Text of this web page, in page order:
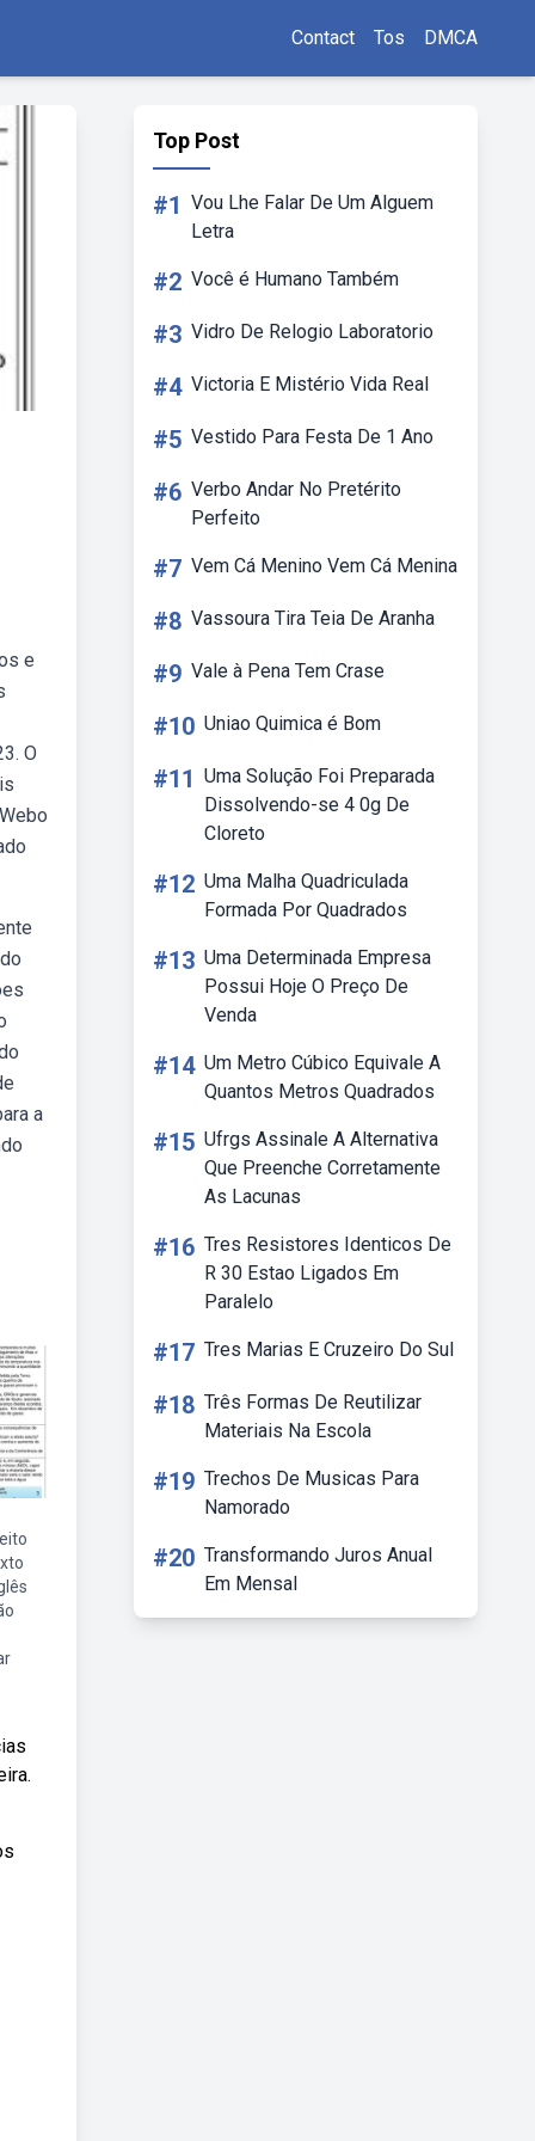
Contact Tos DMCA
e
O
a
Top Post
#1 Vou Lhe Falar De Um Alguem
Letra
#2 Você é Humano Também
#3 Vidro De Relogio Laboratorio
#4 Victoria E Mistério Vida Real
#5 Vestido Para Festa De 1 Ano
#6 Verbo Andar No Pretérito
Perfeito
#7 Vem Cá Menino Vem Cá Menina
#8 Vassoura Tira Teia De Aranha
#9 Vale à Pena Tem Crase
#10 Uniao Quimica é Bom
#11 Uma Solução Foi Preparada
Dissolvendo-se 4 0g De
Cloreto
#12 Uma Malha Quadriculada
Formada Por Quadrados
#13 Uma Determinada Empresa
Possui Hoje O Preço De
Venda
#14 Um Metro Cúbico Equivale A
Quantos Metros Quadrados
#15 Ufrgs Assinale A Alternativa
Que Preenche Corretamente
As Lacunas
#16 Tres Resistores Identicos De
R 30 Estao Ligados Em
Paralelo
#17 Tres Marias E Cruzeiro Do Sul
#18 Três Formas De Reutilizar
Materiais Na Escola
#19 Trechos De Musicas Para
Namorado
#20 Transformando Juros Anual
Em Mensal